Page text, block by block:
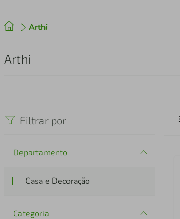
Arthi
Arthi
Filtrar por
Departamento
Casa e Decoração
Categoria